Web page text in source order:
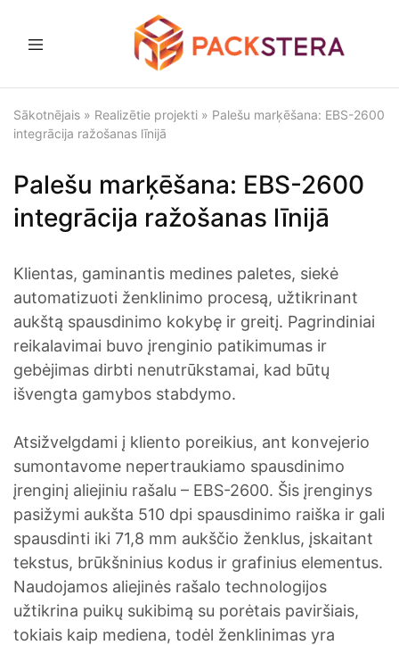
un
aprīkojums
Sākotnējais » Realizētie projekti » Palešu marķēšana: EBS-2600
integrācija ražošanas līnijā
Palešu marķēšana: EBS-2600
integrācija ražošanas līnijā
Klientas, gaminantis medines paletes, siekė
automatizuoti ženklinimo procesą, užtikrinant
aukštą spausdinimo kokybę ir greitį. Pagrindiniai
reikalavimai buvo įrenginio patikimumas ir
gebėjimas dirbti nenutrūkstamai, kad būtų
išvengta gamybos stabdymo.
Atsižvelgdami į kliento poreikius, ant konvejerio
sumontavome nepertraukiamo spausdinimo
įrenginį aliejiniu rašalu – EBS-2600. Šis įrenginys
pasižymi aukšta 510 dpi spausdinimo raiška ir gali
spausdinti iki 71,8 mm aukščio ženklus, įskaitant
tekstus, brūkšninius kodus ir grafinius elementus.
Naudojamos aliejinės rašalo technologijos
užtikrina puikų sukibimą su porėtais paviršiais,
tokiais kaip mediena, todėl ženklinimas yra